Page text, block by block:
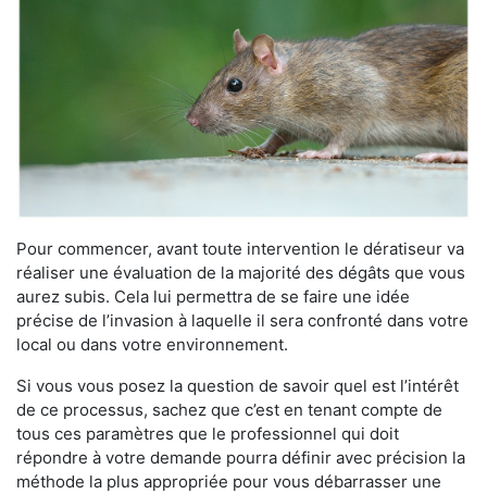
Pour commencer, avant toute intervention le dératiseur va
réaliser une évaluation de la majorité des dégâts que vous
aurez subis. Cela lui permettra de se faire une idée
précise de l’invasion à laquelle il sera confronté dans votre
local ou dans votre environnement.
Si vous vous posez la question de savoir quel est l’intérêt
de ce processus, sachez que c’est en tenant compte de
tous ces paramètres que le professionnel qui doit
répondre à votre demande pourra définir avec précision la
méthode la plus appropriée pour vous débarrasser une